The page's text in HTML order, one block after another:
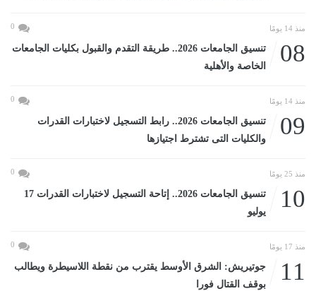
منذ 14 يومًا 0
08
تنسيق الجامعات 2026.. طريقة التقدم والقبول بكليات الجامعات
الخاصة والأهلية
منذ 14 يومًا 0
09
تنسيق الجامعات 2026.. رابط التسجيل لاختبارات القدرات
والكليات التى تشترط اجتيازها
منذ 25 يومًا 0
10
تنسيق الجامعات 2026.. إتاحة التسجيل لاختبارات القدرات 17
يوليو
منذ 17 يومًا 0
11
جوتيريش: الشرق الأوسط يقترب من نقطة اللاسيطرة ويطالب
بوقف القتال فورا